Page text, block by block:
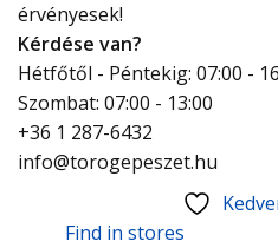
érvényesek!
Kérdése van?
Hétfőtől - Péntekig: 07:00 -
Szombat: 07:00 - 13:00
+36 1 287-6432
info@torogepeszet.hu
Find in stores